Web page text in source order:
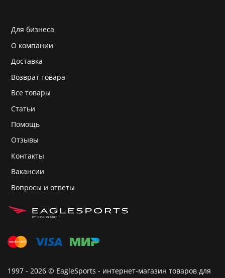
Для бизнеса
О компании
Доставка
Возврат товара
Все товары
Статьи
Помощь
Отзывы
Контакты
Вакансии
Вопросы и ответы
1997 - 2026 © EagleSports - интернет-магазин товаров для